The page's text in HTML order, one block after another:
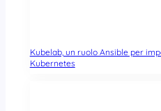
Kubelab, un ruolo Ansible per
Kubernetes